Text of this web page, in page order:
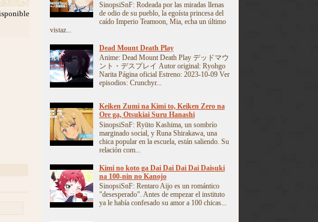
SinopsiSnF: Rodeada por las miradas llenas
de odio de su pueblo, la egoísta princesa del
caído Imperio Teamoon, Mia, echa un último
vistaz...
Dead Mount Death Play
Anime: Dead Mount Death Play デッドマウ
ント・デスプレイ Autor original: Ryohgo
Narita Página oficial Estreno: 2023-10-09 Ver
episodios: Crunchyr...
Keiken Zumi na Kimi to, Keiken Zero na
Ore ga, Otsukiai Suru Hanashi
SinopsiSnF: Ryūto Kashima, un sombrío
marginado social, y Runa Shirakawa, una
chica popular en la escuela, están saliendo. Su
relación com...
Kimi no koto ga Dai Dai Dai Dai Daisuki
na 100-nin no Kanojo
SinopsiSnF: Rentaro Aijo es un romántico
"desesperado". Antes de empezar el instituto
ya le había confesado su amor a 100 chicas...